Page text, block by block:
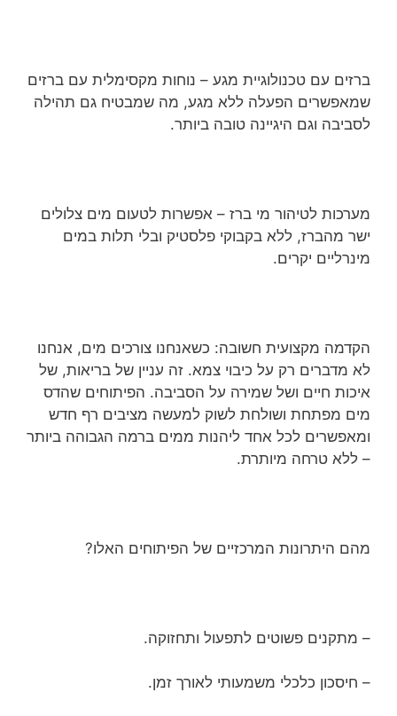
ברזים עם טכנולוגיית מגע – נוחות מקסימלית עם ברזים
שמאפשרים הפעלה ללא מגע, מה שמבטיח גם תהילה
לסביבה וגם היגיינה טובה ביותר.
מערכות לטיהור מי ברז – אפשרות לטעום מים צלולים
ישר מהברז, ללא בקבוקי פלסטיק ובלי תלות במים
מינרליים יקרים.
הקדמה מקצועית חשובה: כשאנחנו צורכים מים, אנחנו
לא מדברים רק על כיבוי צמא. זה עניין של בריאות, של
איכות חיים ושל שמירה על הסביבה. הפיתוחים שהדס
מים מפתחת ושולחת לשוק למעשה מציבים רף חדש
ומאפשרים לכל אחד ליהנות ממים ברמה הגבוהה ביותר
– ללא טרחה מיותרת.
מהם היתרונות המרכזיים של הפיתוחים האלו?
– מתקנים פשוטים לתפעול ותחזוקה.
– חיסכון כלכלי משמעותי לאורך זמן.